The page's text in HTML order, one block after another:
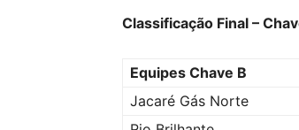
Classificação Final –
Equipes Chave B
Jacaré Gás Norte